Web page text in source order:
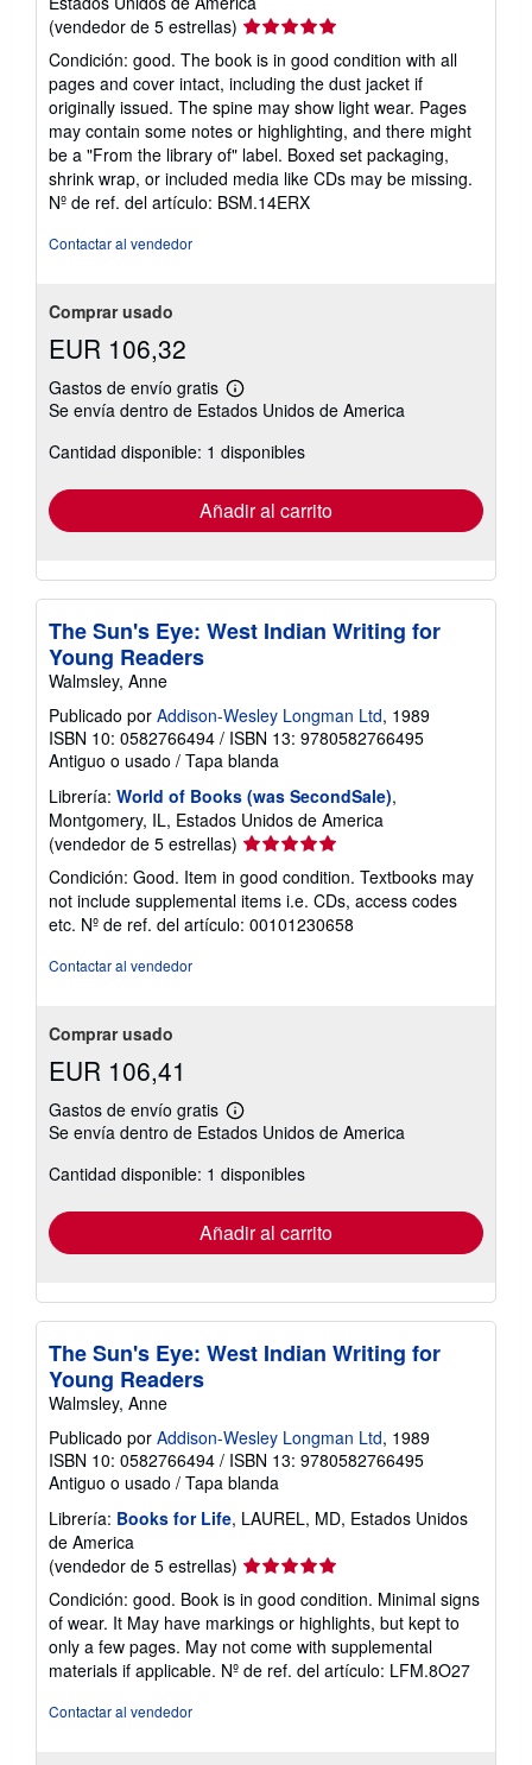
(vendedor de 5 estrellas) Calificación
del
vendedor:
5
de
5
estrellas
Condición: good. The book is in good condition with all
pages and cover intact, including the dust jacket if
originally issued. The spine may show light wear. Pages
may contain some notes or highlighting, and there might
be a "From the library of" label. Boxed set packaging,
shrink wrap, or included media like CDs may be missing.
Nº de ref. del artículo: BSM.14ERX
Contactar al vendedor
Comprar usado
EUR 106,32
Gastos de envío gratis
Más
información
las
tarifas
envío
Se envía dentro de Estados Unidos de America
Cantidad disponible: 1 disponibles
Añadir al carrito
The Sun's Eye: West Indian Writing for
Young Readers
Walmsley, Anne
Publicado por Addison-Wesley Longman Ltd, 1989
ISBN 10: 0582766494 / ISBN 13: 9780582766495
Antiguo o usado / Tapa blanda
Librería: World of Books (was SecondSale),
Montgomery, IL, Estados Unidos de America
(vendedor de 5 estrellas) Calificación
vendedor:
5
de
Condición: Good. Item in good condition. Textbooks may
not include supplemental items i.e. CDs, access codes
etc. Nº de ref. del artículo: 00101230658
Contactar al vendedor
Comprar usado
EUR 106,41
Gastos de envío gratis
Más
información
las
tarifas
envío
Se envía dentro de Estados Unidos de America
Cantidad disponible: 1 disponibles
Añadir al carrito
The Sun's Eye: West Indian Writing for
Young Readers
Walmsley, Anne
Publicado por Addison-Wesley Longman Ltd, 1989
ISBN 10: 0582766494 / ISBN 13: 9780582766495
Antiguo o usado / Tapa blanda
Librería: Books for Life, LAUREL, MD, Estados Unidos
de America
(vendedor de 5 estrellas) Calificación
vendedor:
5
de
5
Condición: good. Book is in good condition. Minimal signs
of wear. It May have markings or highlights, but kept to
only a few pages. May not come with supplemental
materials if applicable. Nº de ref. del artículo: LFM.8O27
Contactar al vendedor